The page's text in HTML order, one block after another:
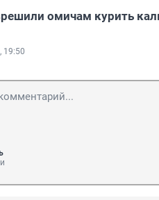
омичам курить
19:50